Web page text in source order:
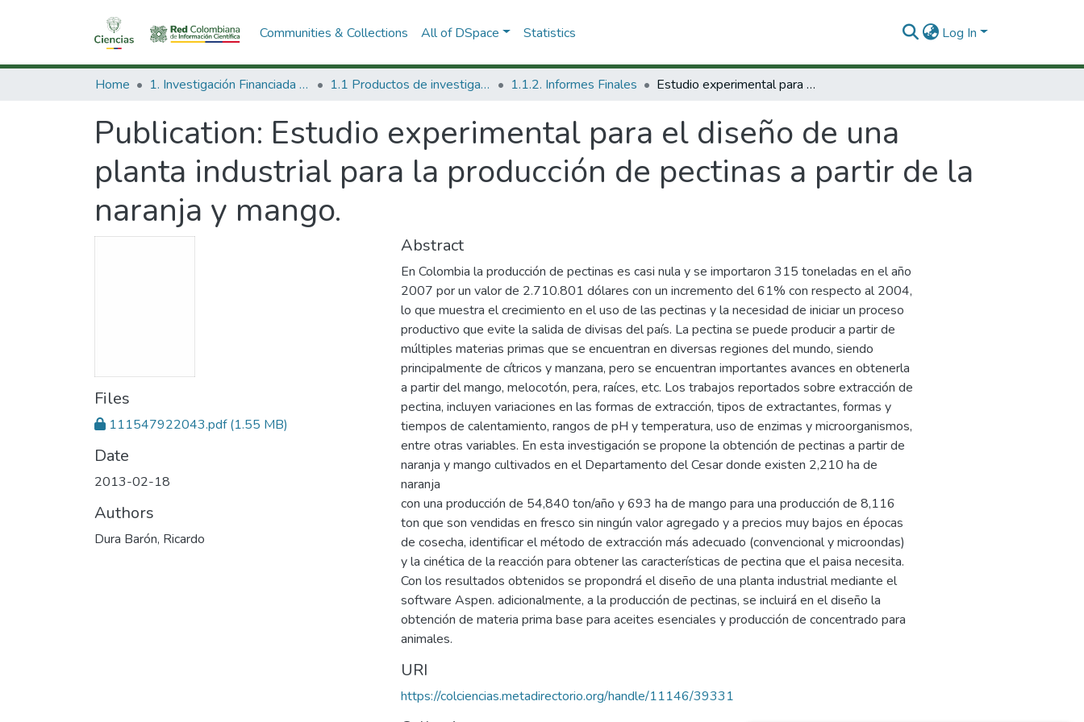
Communities & Collections All of DSpace Statistics Log In
Home 1. Investigación Financiada con Recursos Públicos 1.1 Productos de investigación 1.1.2. Informes Finales Estudio experimental para el diseño de una planta industrial para la producción de pectinas a partir de la naranja y mango.
Publication: Estudio experimental para el diseño de una
planta industrial para la producción de pectinas a partir de la
naranja y mango.
Files
111547922043.pdf(1.55 MB)
Date
2013-02-18
Authors
Dura Barón, Ricardo
Abstract
En Colombia la producción de pectinas es casi nula y se importaron 315 toneladas en el año
2007 por un valor de 2.710.801 dólares con un incremento del 61% con respecto al 2004,
lo que muestra el crecimiento en el uso de las pectinas y la necesidad de iniciar un proceso
productivo que evite la salida de divisas del país. La pectina se puede producir a partir de
múltiples materias primas que se encuentran en diversas regiones del mundo, siendo
principalmente de cítricos y manzana, pero se encuentran importantes avances en obtenerla
a partir del mango, melocotón, pera, raíces, etc. Los trabajos reportados sobre extracción de
pectina, incluyen variaciones en las formas de extracción, tipos de extractantes, formas y
tiempos de calentamiento, rangos de pH y temperatura, uso de enzimas y microorganismos,
entre otras variables. En esta investigación se propone la obtención de pectinas a partir de
naranja y mango cultivados en el Departamento del Cesar donde existen 2,210 ha de
naranja
con una producción de 54,840 ton/año y 693 ha de mango para una producción de 8,116
ton que son vendidas en fresco sin ningún valor agregado y a precios muy bajos en épocas
de cosecha, identificar el método de extracción más adecuado (convencional y microondas)
y la cinética de la reacción para obtener las características de pectina que el paisa necesita.
Con los resultados obtenidos se propondrá el diseño de una planta industrial mediante el
software Aspen. adicionalmente, a la producción de pectinas, se incluirá en el diseño la
obtención de materia prima base para aceites esenciales y producción de concentrado para
animales.
URI
https://colciencias.metadirectorio.org/handle/11146/39331